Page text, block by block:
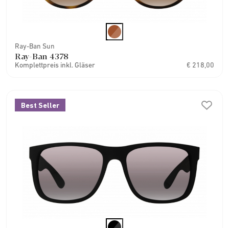
Ray-Ban Sun
Ray-Ban 4378
Komplettpreis inkl. Gläser € 218,00
Best Seller